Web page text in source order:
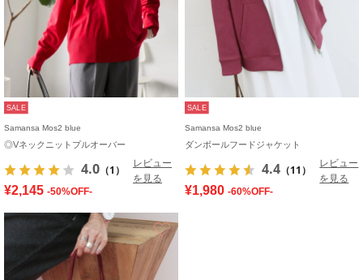
SALE
Samansa Mos2 blue
◎Vネックニットプルオーバー
4.0 （1）
レビュー
を見る
¥2,145 -50%OFF-
SALE
Samansa Mos2 blue
ダンボールフードジャケット
4.4 （11）
レビュー
を見る
¥1,980 -60%OFF-
お気に入り